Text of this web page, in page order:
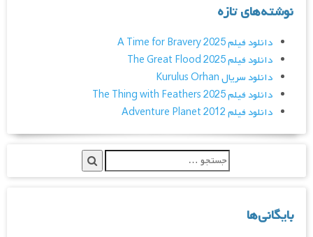
نوشته‌های تازه
دانلود فیلم A Time for Bravery 2025
دانلود فیلم The Great Flood 2025
دانلود سریال Kurulus Orhan
دانلود فیلم The Thing with Feathers 2025
دانلود فیلم Adventure Planet 2012
بایگانی‌ها